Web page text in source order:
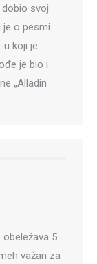
dobio svoj
je o pesmi
u koji je
je bio i
„Alladin
5.
važan za